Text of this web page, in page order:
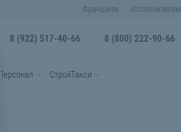
Франшиза Исполнителям
8 (922) 517-40-66 8 (800) 222-90-66
Персонал СтройТакси